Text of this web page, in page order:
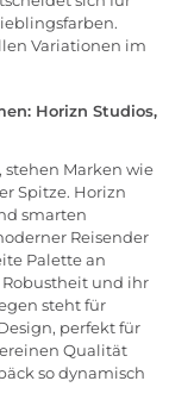
Variationen im
Horizn Studios,
stehen Marken wie
Spitze. Horizn
smarten
Reisender
Palette an
und ihr
steht für
perfekt für
Qualität
so dynamisch